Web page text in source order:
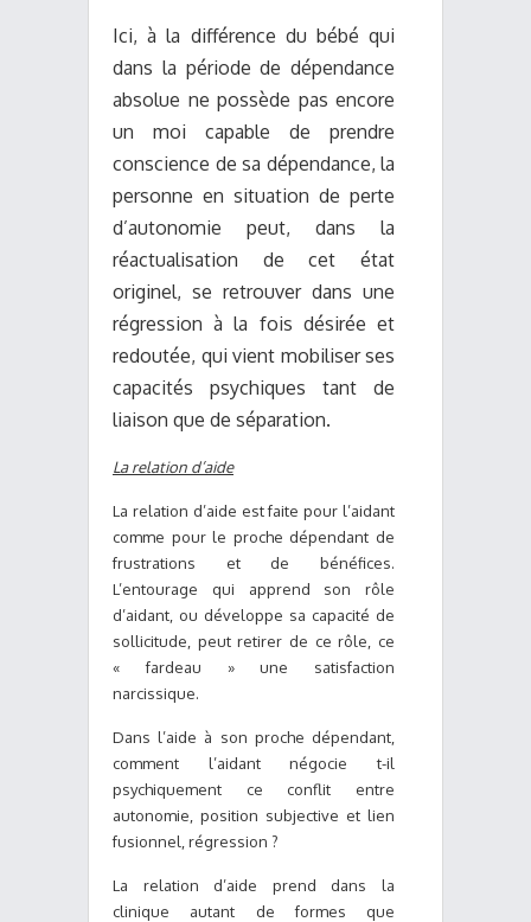
Ici, à la différence du bébé qui
dans la période de dépendance
absolue ne possède pas encore
un moi capable de prendre
conscience de sa dépendance, la
personne en situation de perte
d’autonomie peut, dans la
réactualisation de cet état
originel, se retrouver dans une
régression à la fois désirée et
redoutée, qui vient mobiliser ses
capacités psychiques tant de
liaison que de séparation.
La relation d’aide
La relation d’aide est faite pour l’aidant
comme pour le proche dépendant de
frustrations et de bénéfices.
L’entourage qui apprend son rôle
d’aidant, ou développe sa capacité de
sollicitude, peut retirer de ce rôle, ce
« fardeau » une satisfaction
narcissique.
Dans l’aide à son proche dépendant,
comment l’aidant négocie t-il
psychiquement ce conflit entre
autonomie, position subjective et lien
fusionnel, régression ?
La relation d’aide prend dans la
clinique autant de formes que